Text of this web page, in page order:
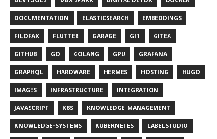
DOCUMENTATION ELASTICSEARCH EMBEDDINGS
FILOFAX FLUTTER GARAGE GIT GITEA
GITHUB GO GOLANG GPU GRAFANA
GRAPHQL HARDWARE HERMES HOSTING HUGO
IMAGES INFRASTRUCTURE INTEGRATION
JAVASCRIPT K8S KNOWLEDGE-MANAGEMENT
KNOWLEDGE-SYSTEMS KUBERNETES LABELSTUDIO